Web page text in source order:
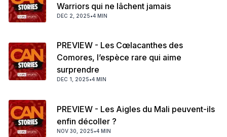
Warriors qui ne lâchent jamais
DEC 2, 2025•4 MIN
PREVIEW - Les Cœlacanthes des
Comores, l’espèce rare qui aime
surprendre
DEC 1, 2025•4 MIN
PREVIEW - Les Aigles du Mali peuvent-ils
enfin décoller ?
NOV 30, 2025•4 MIN